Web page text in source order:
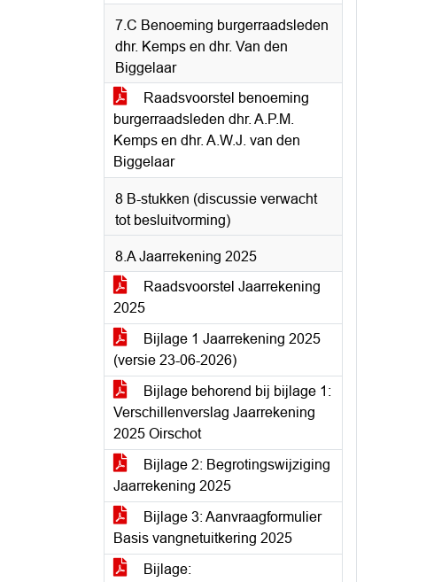
7.C Benoeming burgerraadsleden
dhr. Kemps en dhr. Van den
Biggelaar
Raadsvoorstel benoeming
burgerraadsleden dhr. A.P.M.
Kemps en dhr. A.W.J. van den
Biggelaar
8 B-stukken (discussie verwacht
tot besluitvorming)
8.A Jaarrekening 2025
Raadsvoorstel Jaarrekening
2025
Bijlage 1 Jaarrekening 2025
(versie 23-06-2026)
Bijlage behorend bij bijlage 1:
Verschillenverslag Jaarrekening
2025 Oirschot
Bijlage 2: Begrotingswijziging
Jaarrekening 2025
Bijlage 3: Aanvraagformulier
Basis vangnetuitkering 2025
Bijlage: